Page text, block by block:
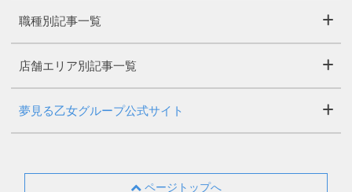
職種別記事一覧
店舗エリア別記事一覧
夢見る乙女グループ公式サイト
ページトップへ